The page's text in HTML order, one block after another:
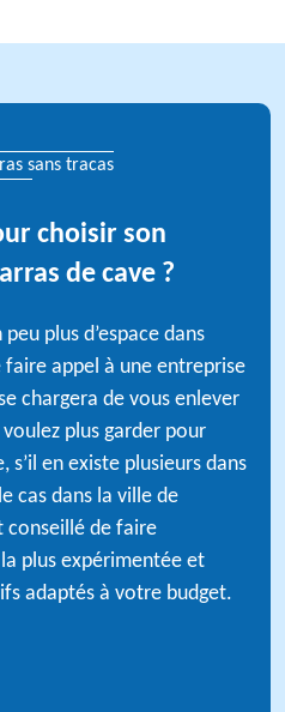
sans tracas
choisir son
de cave ?
plus d’espace dans
faire appel à une entreprise
chargera de vous enlever
plus garder pour
s’il en existe plusieurs dans
cas dans la ville de
conseillé de faire
plus expérimentée et
adaptés à votre budget.